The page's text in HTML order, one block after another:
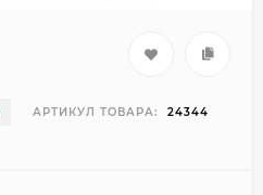
АРТИКУЛ ТОВАРА: 24344